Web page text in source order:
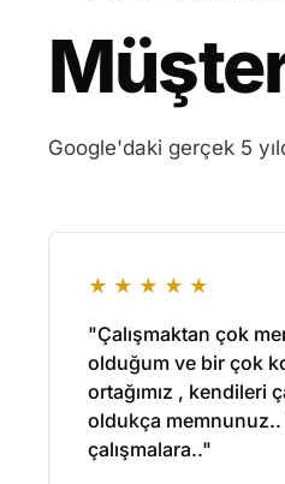
Google'daki gerçek 5
★★★★★
"Çalışmaktan çok
olduğum ve bir çok
ortağımız , kendileri
oldukça
çalışmalara.."